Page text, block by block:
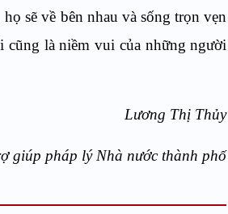
sẽ về bên nhau và sống trọn vẹn
là niềm vui của những người
Lương Thị Thủy
lý Nhà nước thành phố